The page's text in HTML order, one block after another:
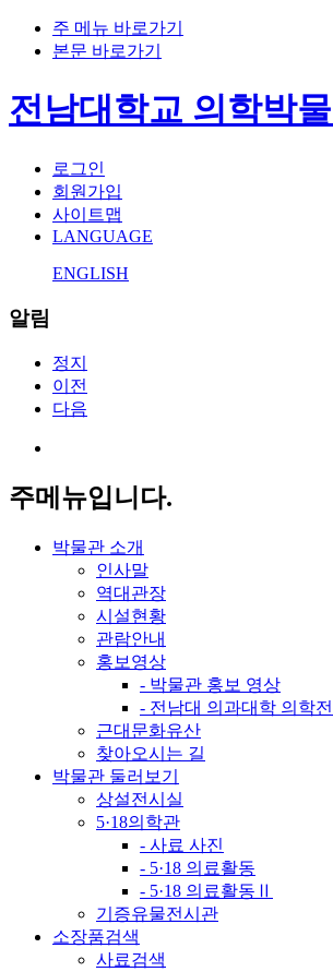
주 메뉴 바로가기
본문 바로가기
전남대학교 의학박
로그인
회원가입
사이트맵
LANGUAGE
ENGLISH
알림
정지
이전
다음
주메뉴입니다.
박물관 소개
인사말
역대관장
시설현황
관람안내
홍보영상
- 박물관 홍보 영상
- 전남대 의과대학 의학
근대문화유산
찾아오시는 길
박물관 둘러보기
상설전시실
5·18의학관
- 사료 사진
- 5·18 의료활동
- 5·18 의료활동Ⅱ
기증유물전시관
소장품검색
사료검색